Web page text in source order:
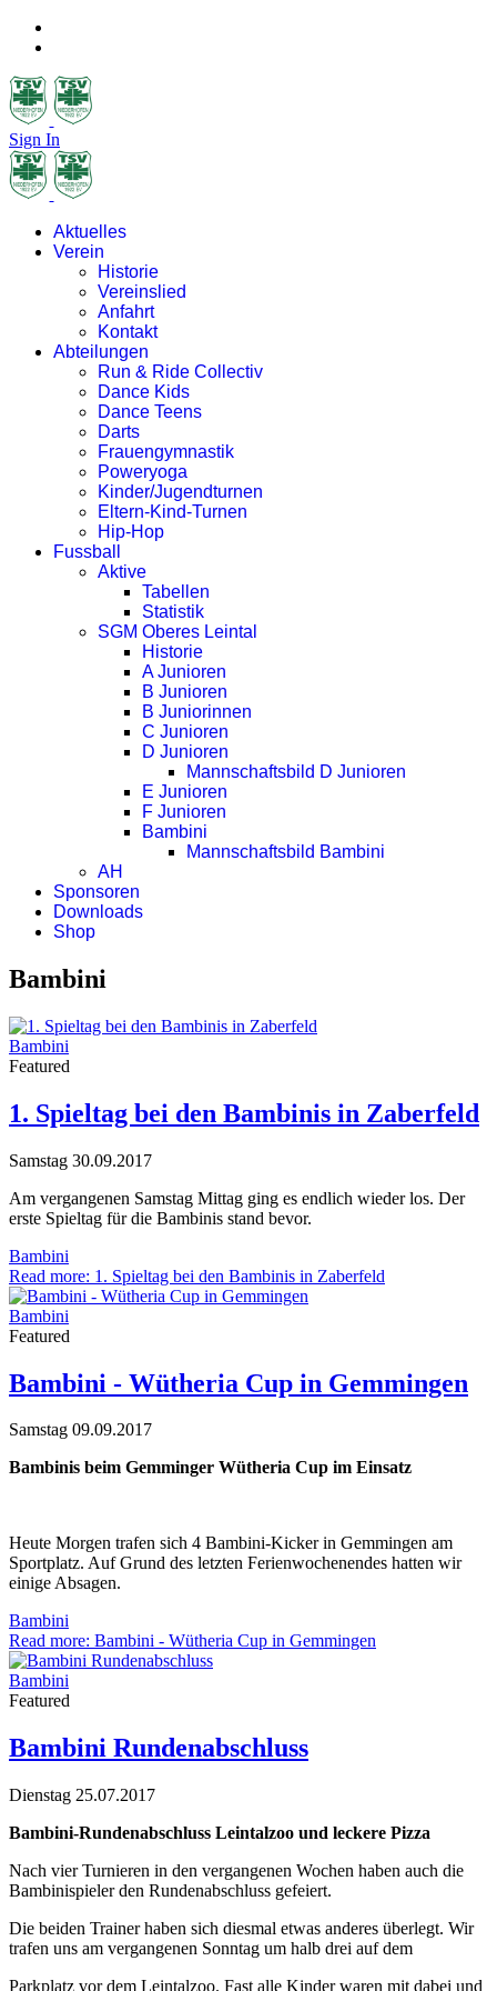
Sign In
Aktuelles
Verein
Historie
Vereinslied
Anfahrt
Kontakt
Abteilungen
Run & Ride Collectiv
Dance Kids
Dance Teens
Darts
Frauengymnastik
Poweryoga
Kinder/Jugendturnen
Eltern-Kind-Turnen
Hip-Hop
Fussball
Aktive
Tabellen
Statistik
SGM Oberes Leintal
Historie
A Junioren
B Junioren
B Juniorinnen
C Junioren
D Junioren
Mannschaftsbild D Junioren
E Junioren
F Junioren
Bambini
Mannschaftsbild Bambini
AH
Sponsoren
Downloads
Shop
Bambini
Bambini
Featured
1. Spieltag bei den Bambinis in Zaberfeld
Samstag 30.09.2017
Am vergangenen Samstag Mittag ging es endlich wieder los. Der
erste Spieltag für die Bambinis stand bevor.
Bambini
Read more: 1. Spieltag bei den Bambinis in Zaberfeld
Bambini
Featured
Bambini - Wütheria Cup in Gemmingen
Samstag 09.09.2017
Bambinis beim Gemminger Wütheria Cup im Einsatz
Heute Morgen trafen sich 4 Bambini-Kicker in Gemmingen am
Sportplatz. Auf Grund des letzten Ferienwochenendes hatten wir
einige Absagen.
Bambini
Read more: Bambini - Wütheria Cup in Gemmingen
Bambini
Featured
Bambini Rundenabschluss
Dienstag 25.07.2017
Bambini-Rundenabschluss Leintalzoo und leckere Pizza
Nach vier Turnieren in den vergangenen Wochen haben auch die
Bambinispieler den Rundenabschluss gefeiert.
Die beiden Trainer haben sich diesmal etwas anderes überlegt. Wir
trafen uns am vergangenen Sonntag um halb drei auf dem
Parkplatz vor dem Leintalzoo. Fast alle Kinder waren mit dabei und